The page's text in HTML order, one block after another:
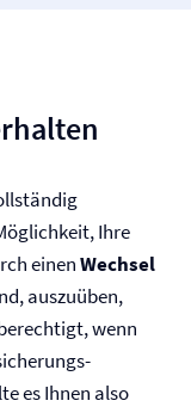
Ihre
einenWechsel
auszuüben,
wenn
es Ihnen also